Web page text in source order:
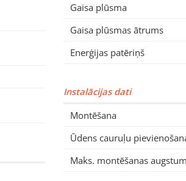
Gaisa plūsma
Gaisa plūsmas ātrums
Enerģijas patēriņš
Instalācijas dati
Montēšana
Ūdens cauruļu
Maks. montēšanas